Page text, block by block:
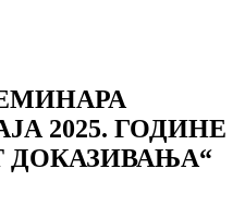
2025. ГОДИНЕ
ДОКАЗИВАЊА“